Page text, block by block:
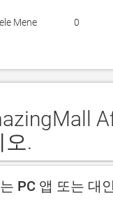
Mene 0
.
PC 앱 또는 대